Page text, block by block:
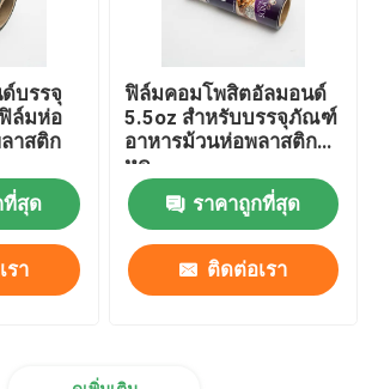
ทอร์ท
หลว
ล์
บรรจุ
ล์มห่อ
าสติก
ที่สุด
รา
ฟิล์มคอมโพสิตอัลมอนด์
5.5oz สำหรับบรรจุภัณฑ์
อาหารม้วนห่อพลาสติก
หด
ราคาถูกที่สุด
ติดต่อเรา